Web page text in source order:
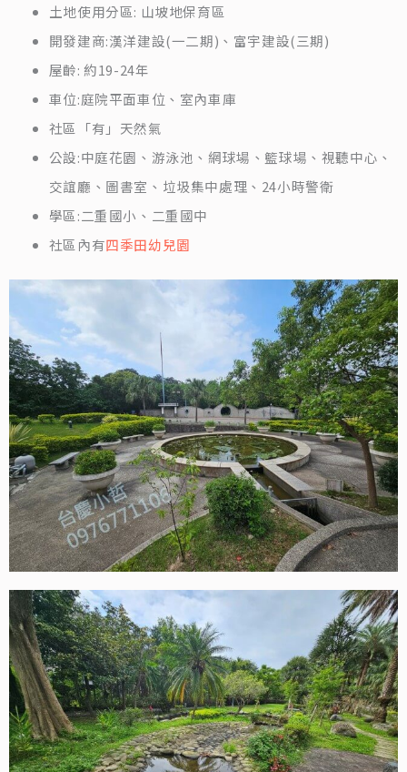
土地使用分區: 山坡地保育區
開發建商:漢洋建設(一二期)、富宇建設(三期)
屋齡: 約19-24年
車位:庭院平面車位、室內車庫
社區「有」天然氣
公設:中庭花園、游泳池、網球場、籃球場、視聽中心、
交誼廳、圖書室、垃圾集中處理、24小時警衛
學區:二重國小、二重國中
社區內有四季田幼兒園